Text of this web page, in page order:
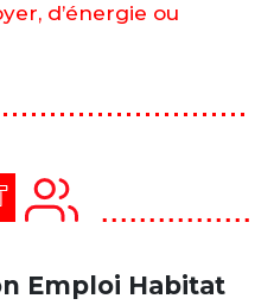
d’énergie ou
Emploi Habitat